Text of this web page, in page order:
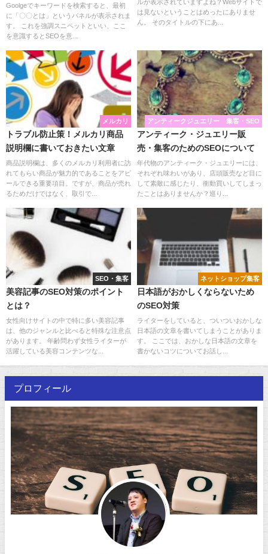
Goolgeでキーワードを検索すると、最初
に「〇〇とは」というパネルが表示されま
す。 これを強調スニペットといい、ここ
を意識するとSEOを意...
ルが表示されていますよね？Webサイトで
は見ないということはめったにありませ
ん。 そのタイトルの下にあ...
メルカリ
トラブル防止策！メルカリ商品
説明欄に書いておきたい文章
商品説明欄は、多くのメルカリ利用者に訪
れてもらい商品が魅力的であることをアピ
ールできる重要項目。ですが、商品が売れ
るためだけではなく、取引で...
アンティークジュエリー 集客・SEO
アンティーク・ジュエリー販
売・集客のためのSEOについて
年代物のアンティーク・ジュエリーには、
それぞれ味わいがあり、店頭販売など目に
して素敵に感じたり、衝動買いしてしまっ
たことはありませんか？巡り...
SEO・集客
美容記事のSEO対策のポイント
とは？
女性向けサイトの中で特に多い美容記事
は、他のジャンルと比べると特殊な注意点
があります。 年齢問わず女性ライターが
活躍している美容コンテンツな...
ネットショップ集客
日本語がおかしくならないため
のSEO対策
ライターをしていると、ついついおかしな
日本語の文章を書いてしまうことがありま
す。 ここでは、おかしな日本語の文章を
書かないコツについてお話し...
プロフィール